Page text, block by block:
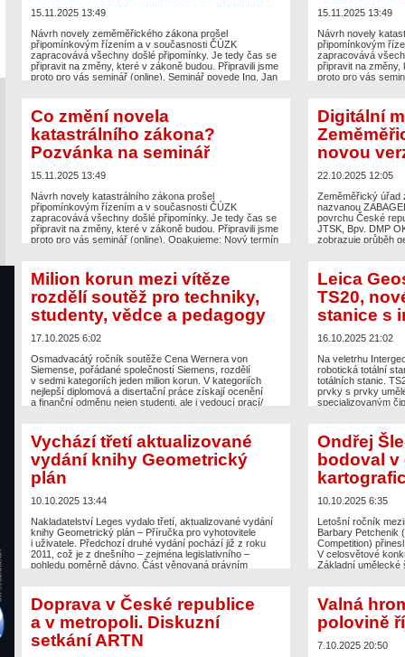
Zeměměřič .
15.11.2025 13:49
Návrh novely zeměměřického zákona prošel
připomínkovým řízením a v současnosti ČÚZK
zapracovává všechny došlé připomínky. Je tedy čas se
připravit na změny, které v zákoně budou. Připravili jsme
proto pro vás seminář (online). Seminář povede Ing. Jan
program semináře Podrobně probereme následující
okruhy: GP jako […]
The postNovela zememěřického zákona. Co se chystá.
Pozvánka na online seminářappeared first on
15.11.2025 13:49
Návrh novely
připomínkovým
zapracovává
připravit na změny,
proto pro vás
program semináře
okruhy: GP jako
The postCo změní
Pozvánka na
Co změní novela
katastrálního zákona?
Pozvánka na seminář
15.11.2025 13:49
Návrh novely katastrálního zákona prošel
připomínkovým řízením a v současnosti ČÚZK
zapracovává všechny došlé připomínky. Je tedy čas se
připravit na změny, které v zákoně budou. Připravili jsme
proto pro vás seminář (online). Opakujeme: Nový termín
katastru dlouhodobě věnuje a detailně vám vysvětlí vše
[…]
The postCo změní novela katastrálního zákona?
Pozvánka na seminářappeared first onZeměměřič.
Digitální
novou
22.10.2025 12:05
Zeměměřický úřad
nazvanou
povrchu České
JTSK, Bpv. DMP
zobrazuje průběh
vegetační pokryv,
stavby. Digitální
The postDigitální
představil novou
Milion korun mezi vítěze
rozdělí soutěž pro techniky,
studenty, vědce a pedagogy
17.10.2025 6:02
Osmadvacátý ročník soutěže Cena Wernera von
Siemense, pořádané společností Siemens, rozdělí
v sedmi kategoriích jeden milion korun. V kategoriích
nejlepší diplomová a disertační práce získají ocenění
a finanční odměnu nejen studenti, ale i vedoucí prací/
studentů, vědců a pedagogů, dosáhly celkové částky
17,4 milionu korun. Vyhlašované kategorie
Nejvýznamnější […]
The post
techniky, studenty, vědce a pedagogy
Zeměměřič
Leica
TS20,
stanice s
16.10.2025 21:02
Na veletrhu
robotická totální
totálních stanic.
prvky s prvky
specializovaným
zrychlení měření a
The postLeica
robotické totální
onZeměměřič.
Vychází třetí aktualizované
vydání knihy Geometrický
plán
10.10.2025 13:44
Nakladatelství Leges vydalo třetí, aktualizované vydání
knihy Geometrický plán – Příručka pro vyhotovitele
i uživatele. Předchozí druhé vydání pochází již z roku
2011, což je z dnešního – zejména legislativního –
pohledu poměrně dávno. Část věnovaná právním
pružně zachycovat v nových vydáních knihy. Obsah
knihy […]
The postVychází třetí aktualizované vydání knihy
Geometrický plán appeared first on
Ondřej
bodoval v
10.10.2025 6:35
Letošní ročník
Barbary Petchenik
Competition)
V celosvětové
Základní
mezinárodního
pouze tři práce […]
The postOndřej
kartografické
Doprava v České republice
a v metropoli. Diskuzní
setkání ARTN
Valná
polovině
7.10.2025 20:50